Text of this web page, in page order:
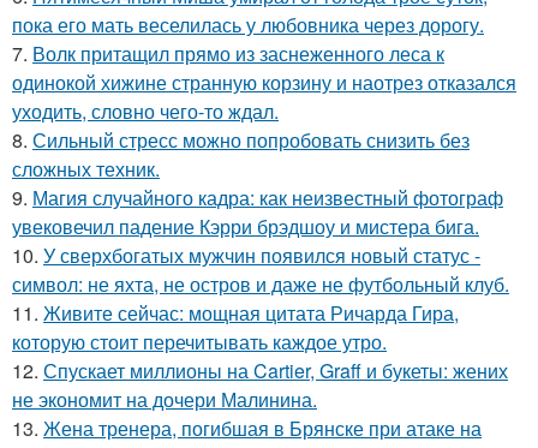
пока его мать веселилась у любовника через дорогу.
7. Волк притащил прямо из заснеженного леса к
одинокой хижине странную корзину и наотрез отказался
уходить, словно чего-то ждал.
8. Сильный стресс можно попробовать снизить без
сложных техник.
9. Магия случайного кадра: как неизвестный фотограф
увековечил падение Кэрри брэдшоу и мистера бига.
10. У сверхбогатых мужчин появился новый статус -
символ: не яхта, не остров и даже не футбольный клуб.
11. Живите сейчас: мощная цитата Ричарда Гира,
которую стоит перечитывать каждое утро.
12. Спускает миллионы на Cartier, Graff и букеты: жених
не экономит на дочери Малинина.
13. Жена тренера, погибшая в Брянске при атаке на